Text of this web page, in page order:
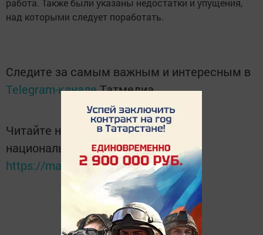
работа. Также были указаны недостатки и упущения,
над которыми следует поработать.
Следите за самым важным и интересным в
Telegram-каналеТатмедиа
Читайте новости Татарстана в
национальном мессенджере MАХ:
https://max.ru/tatmedia